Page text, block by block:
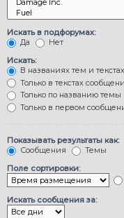
Искать в подфорумах:
Да
Нет
Искать:
В названиях тем и
Только в текстах
Только по названию темы
Только в первом
Показывать результаты как:
Сообщения
Темы
Поле сортировки:
Искать сообщения за: